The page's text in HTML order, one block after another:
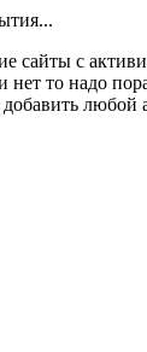
сайты с
то надо
любой